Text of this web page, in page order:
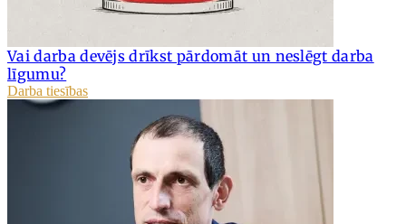
Vai darba devējs drīkst pārdomāt un neslēgt darba
līgumu?
Darba tiesības